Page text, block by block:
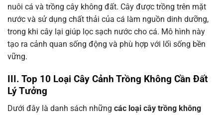
nuôi cá và trồng cây không đất. Cây được trồng trên mặt
nước và sử dụng chất thải của cá làm nguồn dinh dưỡng,
trong khi cây lại giúp lọc sạch nước cho cá. Mô hình này
tạo ra cảnh quan sống động và phù hợp với lối sống bền
vững.
III. Top 10 Loại Cây Cảnh Trồng Không Cần Đất
Lý Tưởng
Dưới đây là danh sách những các loại cây trồng không